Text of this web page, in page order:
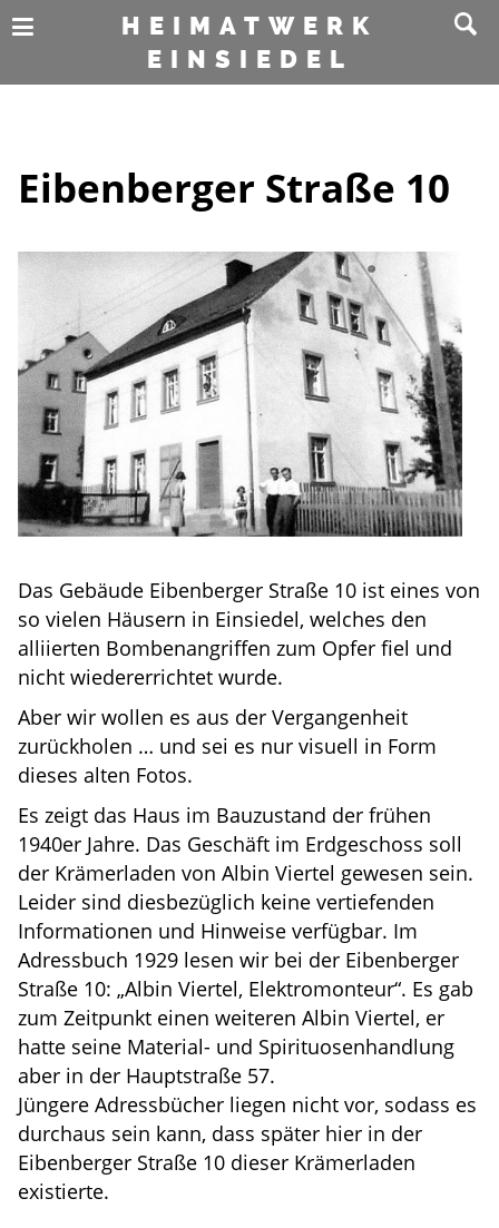
HEIMATWERK
EINSIEDEL
Eibenberger Straße 10
Das Gebäude Eibenberger Straße 10 ist eines von
so vielen Häusern in Einsiedel, welches den
alliierten Bombenangriffen zum Opfer fiel und
nicht wiedererrichtet wurde.
Aber wir wollen es aus der Vergangenheit
zurückholen … und sei es nur visuell in Form
dieses alten Fotos.
Es zeigt das Haus im Bauzustand der frühen
1940er Jahre. Das Geschäft im Erdgeschoss soll
der Krämerladen von Albin Viertel gewesen sein.
Leider sind diesbezüglich keine vertiefenden
Informationen und Hinweise verfügbar. Im
Adressbuch 1929 lesen wir bei der Eibenberger
Straße 10: „Albin Viertel, Elektromonteur“. Es gab
zum Zeitpunkt einen weiteren Albin Viertel, er
hatte seine Material- und Spirituosenhandlung
aber in der Hauptstraße 57.
Jüngere Adressbücher liegen nicht vor, sodass es
durchaus sein kann, dass später hier in der
Eibenberger Straße 10 dieser Krämerladen
existierte.